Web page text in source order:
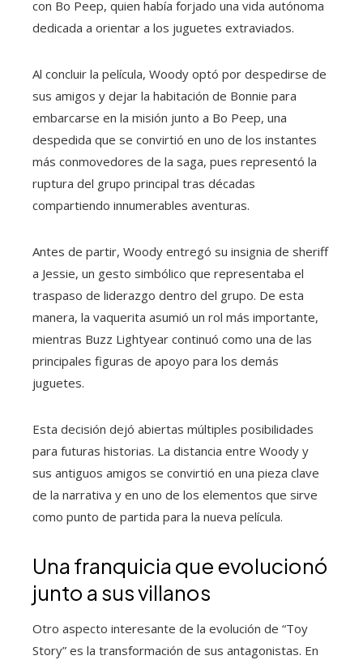
con Bo Peep, quien había forjado una vida autónoma
dedicada a orientar a los juguetes extraviados.
Al concluir la película, Woody optó por despedirse de
sus amigos y dejar la habitación de Bonnie para
embarcarse en la misión junto a Bo Peep, una
despedida que se convirtió en uno de los instantes
más conmovedores de la saga, pues representó la
ruptura del grupo principal tras décadas
compartiendo innumerables aventuras.
Antes de partir, Woody entregó su insignia de sheriff
a Jessie, un gesto simbólico que representaba el
traspaso de liderazgo dentro del grupo. De esta
manera, la vaquerita asumió un rol más importante,
mientras Buzz Lightyear continuó como una de las
principales figuras de apoyo para los demás
juguetes.
Esta decisión dejó abiertas múltiples posibilidades
para futuras historias. La distancia entre Woody y
sus antiguos amigos se convirtió en una pieza clave
de la narrativa y en uno de los elementos que sirve
como punto de partida para la nueva película.
Una franquicia que evolucionó
junto a sus villanos
Otro aspecto interesante de la evolución de “Toy
Story” es la transformación de sus antagonistas. En